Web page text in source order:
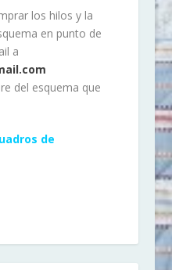
los hilos y la
en punto de
a
del esquema que
de